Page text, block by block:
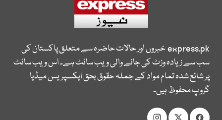
express.pkخبروں اور حالات حاضرہ سے متعلق پاکستان کی
سب سے زیادہ وزٹ کی جانے والی ویب سائٹ ہے۔ اس ویب سائٹ
پر شائع شدہ تمام مواد کے جملہ حقوق بحق ایکسپریس میڈیا
گروپ محفوظ ہیں۔